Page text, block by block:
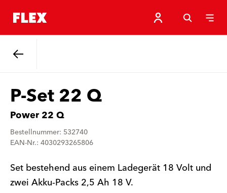
P-Set 22 Q
Power 22 Q
Bestellnummer: 532740
EAN-Nr.: 4030293265806
Set bestehend aus einem Ladegerät 18 Volt und
zwei Akku-Packs 2,5 Ah 18 V.